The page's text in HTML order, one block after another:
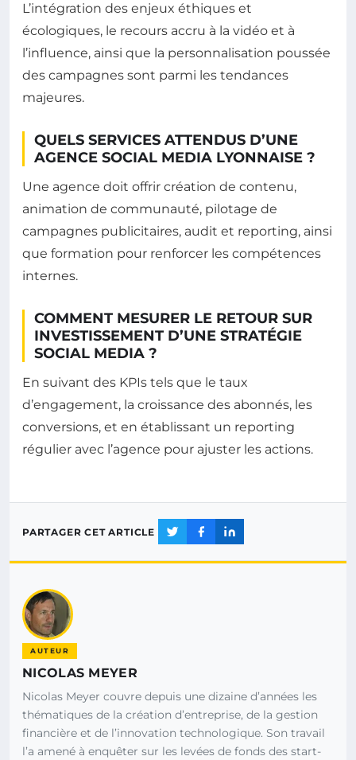
L’intégration des enjeux éthiques et
écologiques, le recours accru à la vidéo et à
l’influence, ainsi que la personnalisation poussée
des campagnes sont parmi les tendances
majeures.
QUELS SERVICES ATTENDUS D’UNE
AGENCE SOCIAL MEDIA LYONNAISE ?
Une agence doit offrir création de contenu,
animation de communauté, pilotage de
campagnes publicitaires, audit et reporting, ainsi
que formation pour renforcer les compétences
internes.
COMMENT MESURER LE RETOUR SUR
INVESTISSEMENT D’UNE STRATÉGIE
SOCIAL MEDIA ?
En suivant des KPIs tels que le taux
d’engagement, la croissance des abonnés, les
conversions, et en établissant un reporting
régulier avec l’agence pour ajuster les actions.
PARTAGER CET ARTICLE
AUTEUR
NICOLAS MEYER
Nicolas Meyer couvre depuis une dizaine d’années les
thématiques de la création d’entreprise, de la gestion
financière et de l’innovation technologique. Son travail
l’a amené à enquêter sur les levées de fonds des start-